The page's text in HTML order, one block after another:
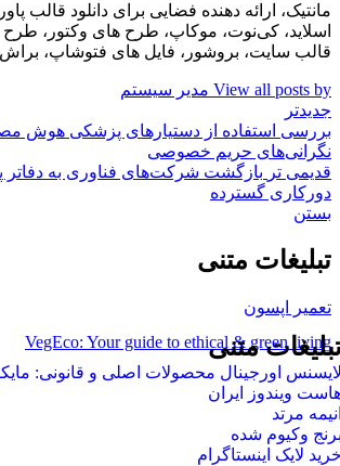
مانتیک، ارائه دهنده فضایی برای دانلود قالب
اسلاید، کی‌نوت، موکاپ، طرح های وکتور، طرح
قالب سایت، بروشور، فایل های فتوشاپ،
View all posts by مدیر سیستم
جدیدتر
بررسی استفاده از دستیارهای پزشکی هوش
نگرانی‌های حریم خصوصی
قدیمی تر بازگشت شرکت‌های فناوری به دفاتر
دورکاری گسترده
بستن
تبلیغات متنی
تعمیر اپسون
VegEco: Your guide to ethical & green living
متنی
اورجینال محصولات اصلی و قانونی:
ویندوز ایران
مرتد
وکیوم شده
لایک اینستاگرام